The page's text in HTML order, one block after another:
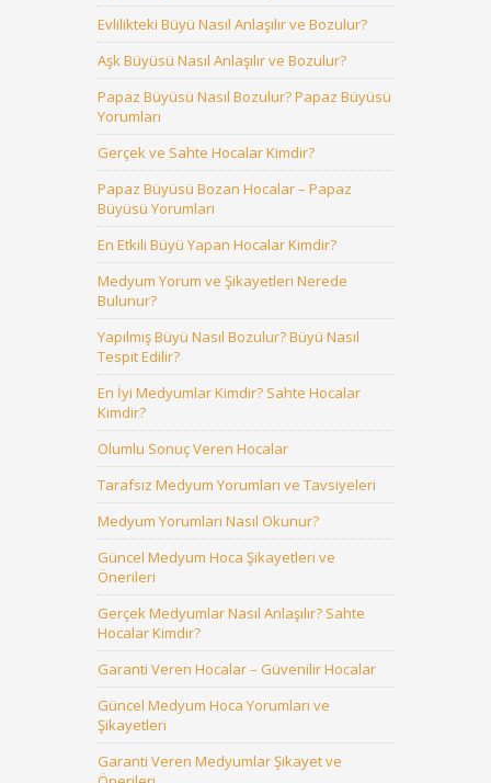
Evlilikteki Büyü Nasıl Anlaşılır ve Bozulur?
Aşk Büyüsü Nasıl Anlaşılır ve Bozulur?
Papaz Büyüsü Nasıl Bozulur? Papaz Büyüsü
Yorumları
Gerçek ve Sahte Hocalar Kimdir?
Papaz Büyüsü Bozan Hocalar – Papaz
Büyüsü Yorumları
En Etkili Büyü Yapan Hocalar Kimdir?
Medyum Yorum ve Şikayetleri Nerede
Bulunur?
Yapılmış Büyü Nasıl Bozulur? Büyü Nasıl
Tespit Edilir?
En İyi Medyumlar Kimdir? Sahte Hocalar
Kimdir?
Olumlu Sonuç Veren Hocalar
Tarafsız Medyum Yorumları ve Tavsiyeleri
Medyum Yorumları Nasıl Okunur?
Güncel Medyum Hoca Şikayetleri ve
Önerileri
Gerçek Medyumlar Nasıl Anlaşılır? Sahte
Hocalar Kimdir?
Garanti Veren Hocalar – Güvenilir Hocalar
Güncel Medyum Hoca Yorumları ve
Şikayetleri
Garanti Veren Medyumlar Şikayet ve